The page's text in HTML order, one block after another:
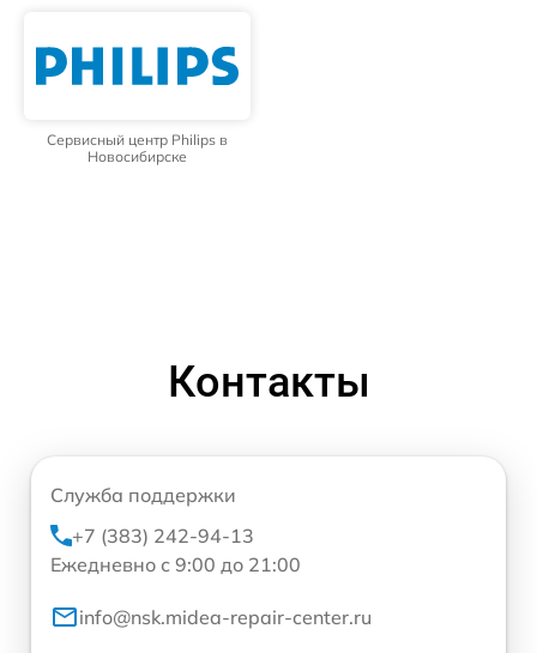
Сервисный центр Philips в
Новосибирске
Контакты
Служба поддержки
+7 (383) 242-94-13
Ежедневно с 9:00 до 21:00
info@nsk.midea-repair-center.ru